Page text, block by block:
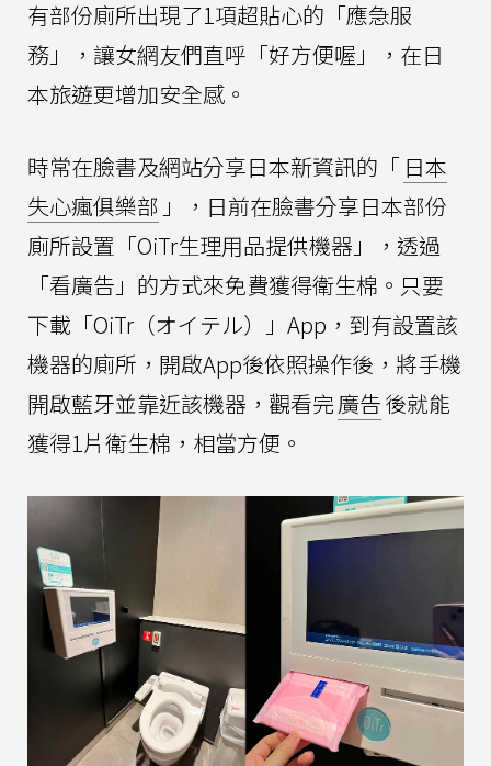
有部份廁所出現了1項超貼心的「應急服
務」，讓女網友們直呼「好方便喔」，在日
本旅遊更增加安全感。
時常在臉書及網站分享日本新資訊的「 日本
失心瘋俱樂部 」，日前在臉書分享日本部份
廁所設置「OiTr生理用品提供機器」，透過
「看廣告」的方式來免費獲得衛生棉。只要
下載「OiTr（オイテル）」App，到有設置該
機器的廁所，開啟App後依照操作後，將手機
開啟藍牙並靠近該機器，觀看完廣告後就能
獲得1片衛生棉，相當方便。